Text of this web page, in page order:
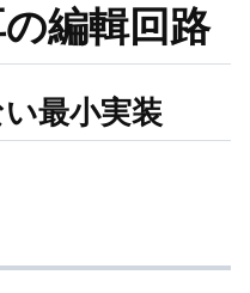
編輯回路
最小実装